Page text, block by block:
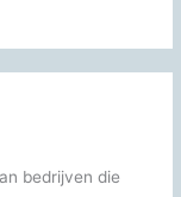
bedrijven die